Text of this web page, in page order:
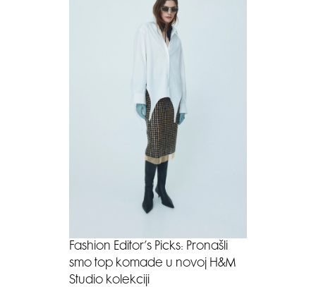
Fashion Editor’s Picks: Pronašli
smo top komade u novoj H&M
Studio kolekciji